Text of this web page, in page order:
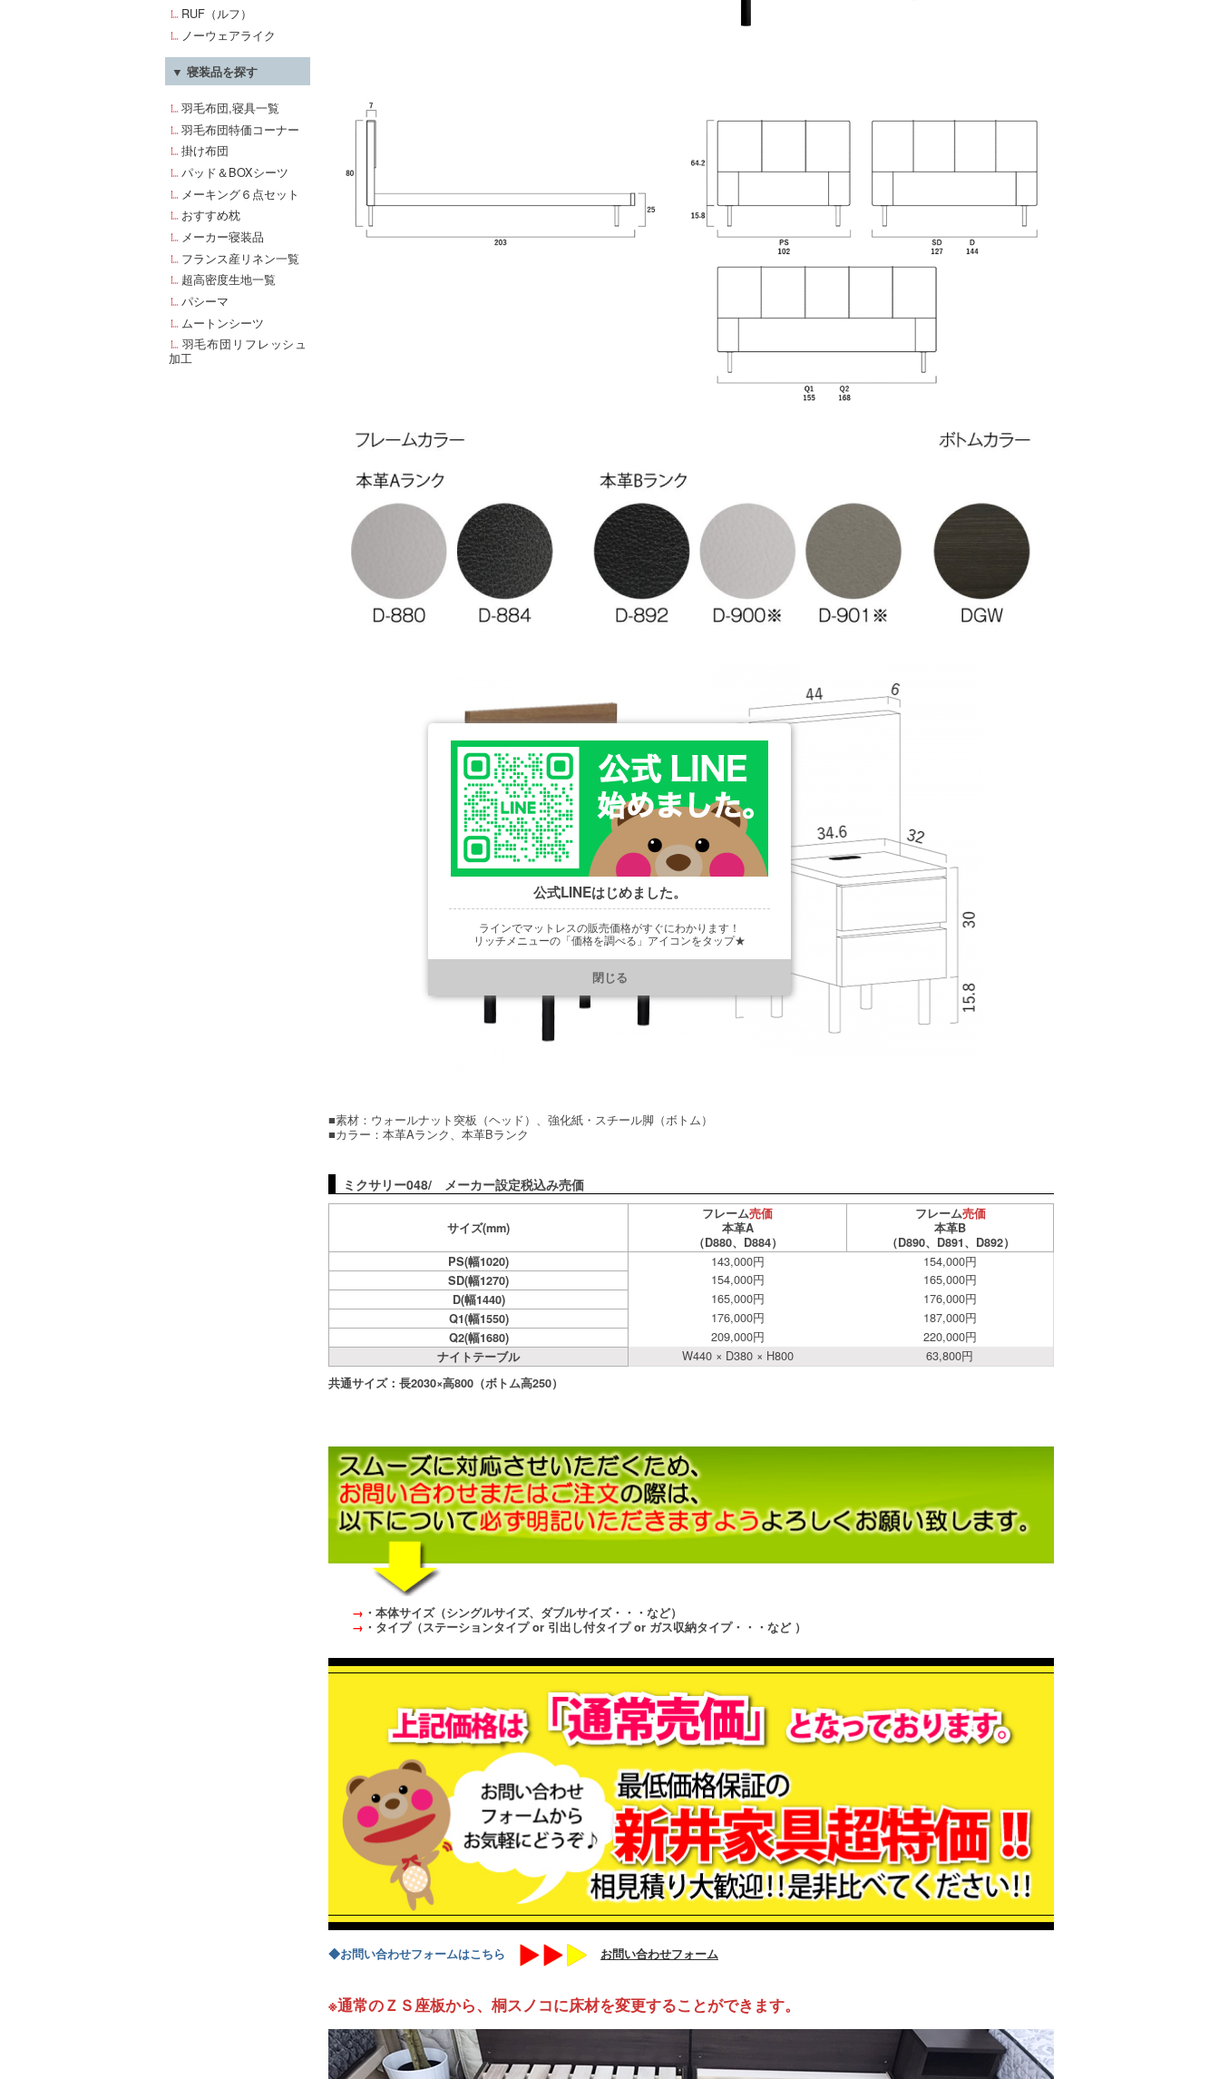
RUF（ルフ）
ノーウェアライク
▼ 寝装品を探す
羽毛布団,寝具一覧
羽毛布団特価コーナー
掛け布団
パッド＆BOXシーツ
メーキング６点セット
おすすめ枕
メーカー寝装品
フランス産リネン一覧
超高密度生地一覧
パシーマ
ムートンシーツ
羽毛布団リフレッシュ
加工
■素材：ウォールナット突板（ヘッド）、強化紙・スチール脚（ボトム）
■カラー：本革Aランク、本革Bランク
ミクサリー048/ メーカー設定税込み売価
サイズ(mm)
フレーム売価
本革A
（D880、D884）
フレーム売価
本革B
（D890、D891、D892）
PS(幅1020)
143,000円 154,000円
SD(幅1270) 154,000円 165,000円
D(幅1440) 165,000円 176,000円
Q1(幅1550) 176,000円 187,000円
Q2(幅1680) 209,000円 220,000円
ナイトテーブル W440 × D380 × H800 63,800円
共通サイズ：長2030×高800（ボトム高250）
→ ・本体サイズ（シングルサイズ、ダブルサイズ・・・など）
→ ・タイプ（ステーションタイプ or 引出し付タイプ or ガス収納タイプ・・・など ）
◆お問い合わせフォームはこちら お問い合わせフォーム
※通常のＺＳ座板から、桐スノコに床材を変更することができます。
公式LINEはじめました。
ラインでマットレスの販売価格がすぐにわかります！
リッチメニューの「価格を調べる」アイコンをタップ★
https://line.me/R/ti/p/@901ptzjz
閉じる